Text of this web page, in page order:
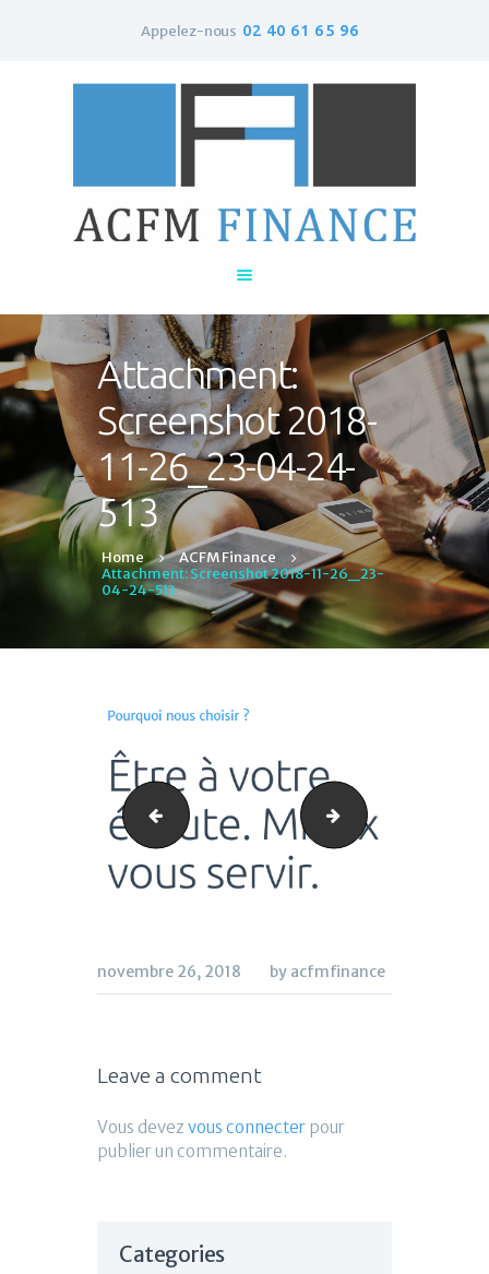
Appelez-nous 02 40 61 65 96
Attachment:
Screenshot 2018-
11-26_23-04-24-
513
Home
ACFM Finance
Attachment: Screenshot 2018-11-26_23-
04-24-513
Qui sommes-nous ?
Le rachat de crédit
Screenshot 2018-11-26_23-02-09-593
Screenshot
novembre 26, 2018 by acfmfinance
Leave a comment
Vous devez vous connecter pour
publier un commentaire.
Categories